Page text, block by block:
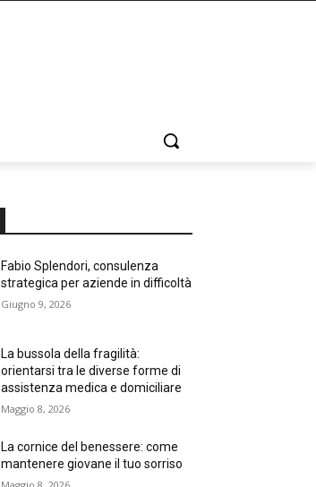
Fabio Splendori, consulenza
strategica per aziende in difficoltà
Giugno 9, 2026
La bussola della fragilità:
orientarsi tra le diverse forme di
assistenza medica e domiciliare
Maggio 8, 2026
La cornice del benessere: come
mantenere giovane il tuo sorriso